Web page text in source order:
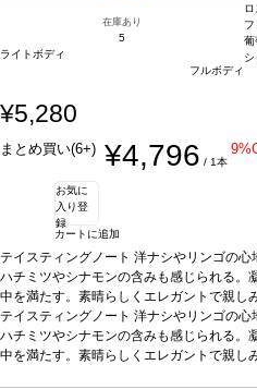
在庫あり
5
ライトボディ
フルボディ
葡
¥5,280
まとめ買い(6+) ¥4,796 / 1本
お気に
入り登
録
カートに追加
テイスティングノート 洋ナシやリンゴの心
ハチミツやシナモンの含みも感じられる。
中を満たす。素晴らしくエレガントで親し
リル、チキン、シーフードなどと好相性葡
ジが在庫切れの場合、在庫があり価格が同
変更されます、ご了承ください。
テイスティングノート 洋ナシやリンゴの心
ハチミツやシナモンの含みも感じられる。
中を満たす。素晴らしくエレガントで親し